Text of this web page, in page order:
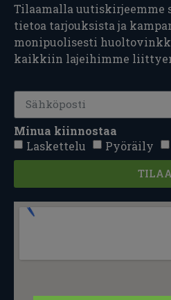
Tilaamalla uutiskirjeemme
tietoa tarjouksista ja
monipuolisesti
kaikkiin lajeihimme
Minua kiinnostaa
Laskettelu
Pyöräily
TILAA